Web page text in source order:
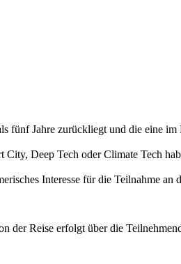
Jahre zurückliegt und die eine im
Deep Tech oder Climate Tech
Interesse für die Teilnahme
der Reise erfolgt über die